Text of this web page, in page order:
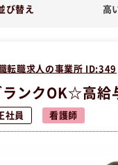
び替え 高
転職求人の事業所 ID:349
ランクOK☆高給
社員 看護師